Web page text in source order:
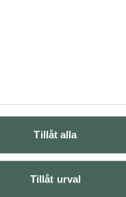
Tillåt alla
Tillåt urval
stick Sårtvätt &